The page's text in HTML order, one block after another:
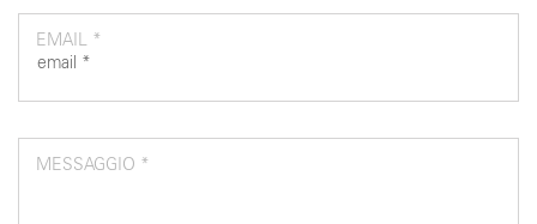
EMAIL *
MESSAGGIO *